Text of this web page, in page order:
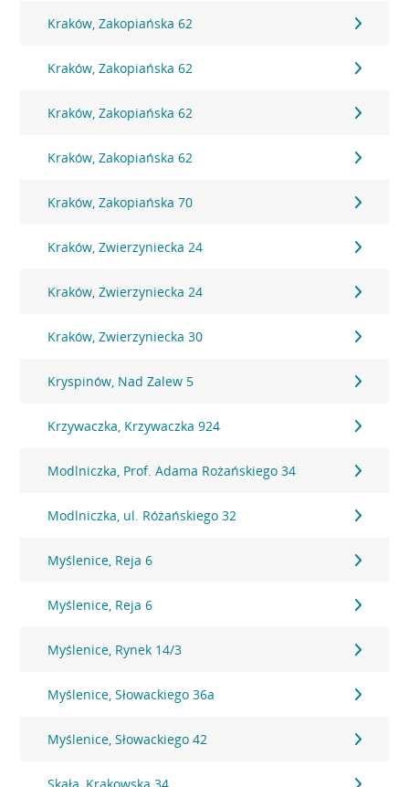
Kraków, Zakopiańska 62
Kraków, Zakopiańska 62
Kraków, Zakopiańska 62
Kraków, Zakopiańska 62
Kraków, Zakopiańska 70
Kraków, Zwierzyniecka 24
Kraków, Zwierzyniecka 24
Kraków, Zwierzyniecka 30
Kryspinów, Nad Zalew 5
Krzywaczka, Krzywaczka 924
Modlniczka, Prof. Adama Rożańskiego 34
Modlniczka, ul. Różańskiego 32
Myślenice, Reja 6
Myślenice, Reja 6
Myślenice, Rynek 14/3
Myślenice, Słowackiego 36a
Myślenice, Słowackiego 42